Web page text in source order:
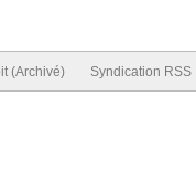
(Archivé) Syndication RSS